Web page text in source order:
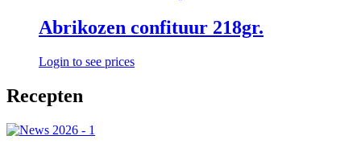
Abrikozen confituur 218gr.
Login to see prices
Recepten